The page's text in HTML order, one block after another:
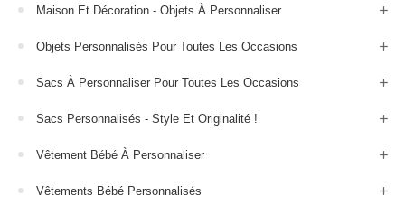
Maison Et Décoration - Objets À Personnaliser
Objets Personnalisés Pour Toutes Les Occasions
Sacs À Personnaliser Pour Toutes Les Occasions
Sacs Personnalisés - Style Et Originalité !
Vêtement Bébé À Personnaliser
Vêtements Bébé Personnalisés